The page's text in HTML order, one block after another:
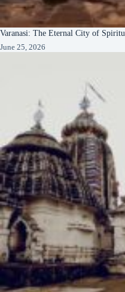
Varanasi: The Eternal City of
June 25, 2026